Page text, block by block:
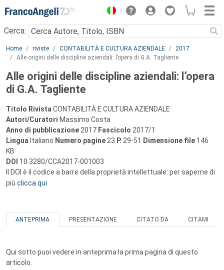
Menu
Cerca:
Main content
Home riviste CONTABILITÀ E CULTURA AZIENDALE
2017
Alle origini delle discipline aziendali: l’opera di G.A. Tagliente
Alle origini delle discipline aziendali: l’opera
di G.A. Tagliente
Titolo Rivista CONTABILITÀ E CULTURA AZIENDALE
Autori/Curatori Massimo Costa
Anno di pubblicazione 2017 Fascicolo 2017/1
Lingua Italiano Numero pagine 23 P. 29-51 Dimensione file 146
KB
DOI 10.3280/CCA2017-001003
Il DOI è il codice a barre della proprietà intellettuale: per saperne di
più clicca qui
ANTEPRIMA PRESENTAZIONE CITATO DA CITAMI
Qui sotto puoi vedere in anteprima la prima pagina di questo
articolo.